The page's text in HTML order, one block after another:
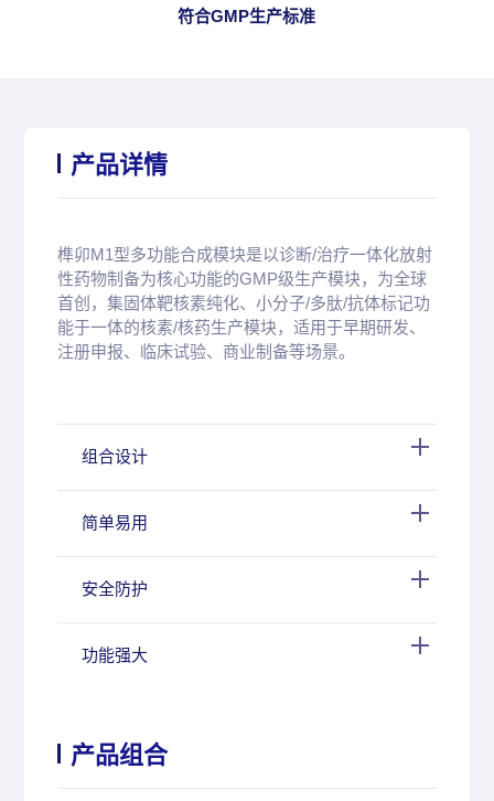
符合GMP生产标准
产品详情
榫卯M1型多功能合成模块是以诊断/治疗一体化放射
性药物制备为核心功能的GMP级生产模块，为全球
首创，集固体靶核素纯化、小分子/多肽/抗体标记功
能于一体的核素/核药生产模块，适用于早期研发、
注册申报、临床试验、商业制备等场景。
组合设计
简单易用
安全防护
功能强大
产品组合